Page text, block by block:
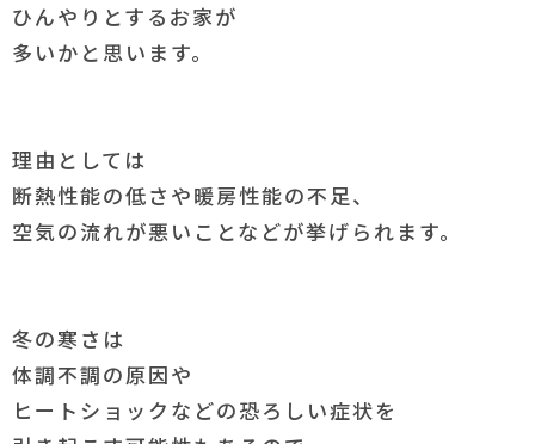
ひんやりとするお家が
多いかと思います。
理由としては
断熱性能の低さや暖房性能の不足、
空気の流れが悪いことなどが挙げられます。
冬の寒さは
体調不調の原因や
ヒートショックなどの恐ろしい症状を